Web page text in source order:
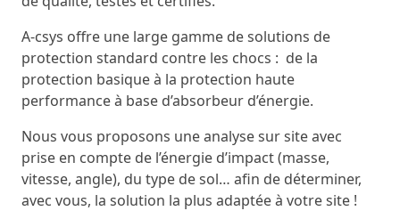
A-csys offre une large gamme de solutions de
protection standard contre les chocs : de la
protection basique à la protection haute
performance à base d’absorbeur d’énergie.
Nous vous proposons une analyse sur site avec
prise en compte de l’énergie d’impact (masse,
vitesse, angle), du type de sol… afin de déterminer,
avec vous, la solution la plus adaptée à votre site !